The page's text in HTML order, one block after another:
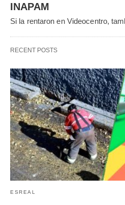
INAPAM
Si la rentaron en Videocentro,
RECENT POSTS
ESREAL